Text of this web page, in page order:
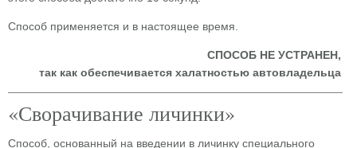
Способ применяется и в настоящее время.
СПОСОБ НЕ УСТРАНЕН,
так как обеспечивается халатностью автовладельца
«Сворачивание личинки»
Способ, основанный на введении в личинку специального